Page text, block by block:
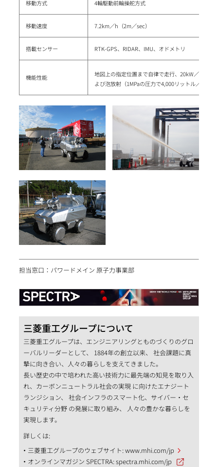
移動方式 4輪駆動前輪操舵方式
移動速度 7.2km／h（2m／sec）
搭載センサー RTK-GPS、RIDAR、IMU、オドメトリ
機能性能 地図上の指定位置まで自律で走行、20kW／m
よび泡放射（1MPaの圧力で4,000リットル／分）
担当窓口：パワードメイン 原子力事業部
三菱重工グループについて
三菱重工グループは、エンジニアリングとものづくりのグロ
ーバルリーダーとして、 1884年の創立以来、 社会課題に真
摯に向き合い、人々の暮らしを支えてきました。
長い歴史の中で培われた高い技術力に最先端の知見を取り入
れ、カーボンニュートラル社会の実現 に向けたエナジート
ランジション、 社会インフラのスマート化、サイバー・セ
キュリティ分野 の発展に取り組み、 人々の豊かな暮らしを
実現します。
詳しくは:
三菱重工グループのウェブサイト:www.mhi.com/jp
オンラインマガジン SPECTRA:spectra.mhi.com/jp